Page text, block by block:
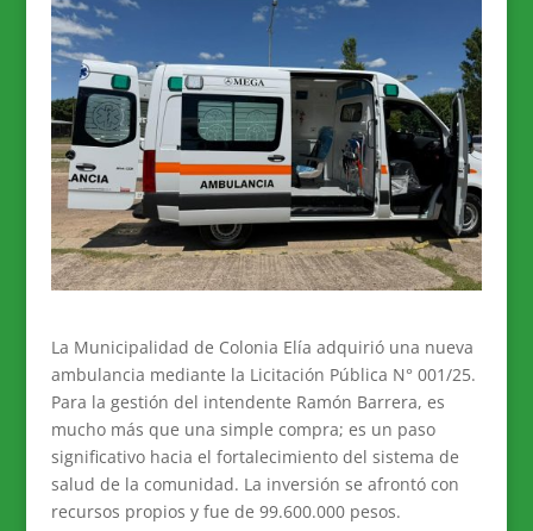
La Municipalidad de Colonia Elía adquirió una nueva
ambulancia mediante la Licitación Pública N° 001/25.
Para la gestión del intendente Ramón Barrera, es
mucho más que una simple compra; es un paso
significativo hacia el fortalecimiento del sistema de
salud de la comunidad. La inversión se afrontó con
recursos propios y fue de 99.600.000 pesos.